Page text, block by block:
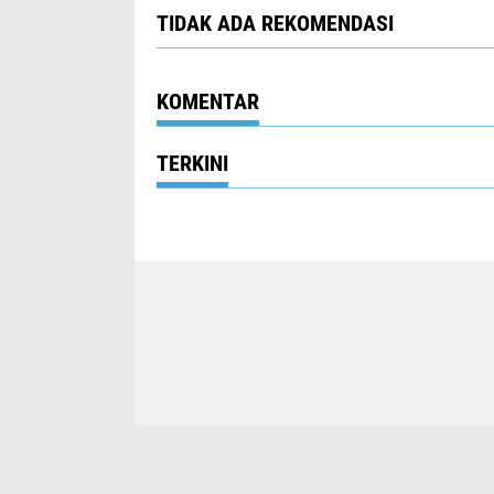
TIDAK ADA REKOMENDASI
KOMENTAR
TERKINI